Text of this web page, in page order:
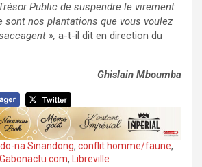
Public de suspendre le virement
sont nos plantations que vous voulez
», a-t-il dit en direction du
Ghislain Mboumba
na Sinandong, conflit homme/faune,
Gabonactu.com, Libreville